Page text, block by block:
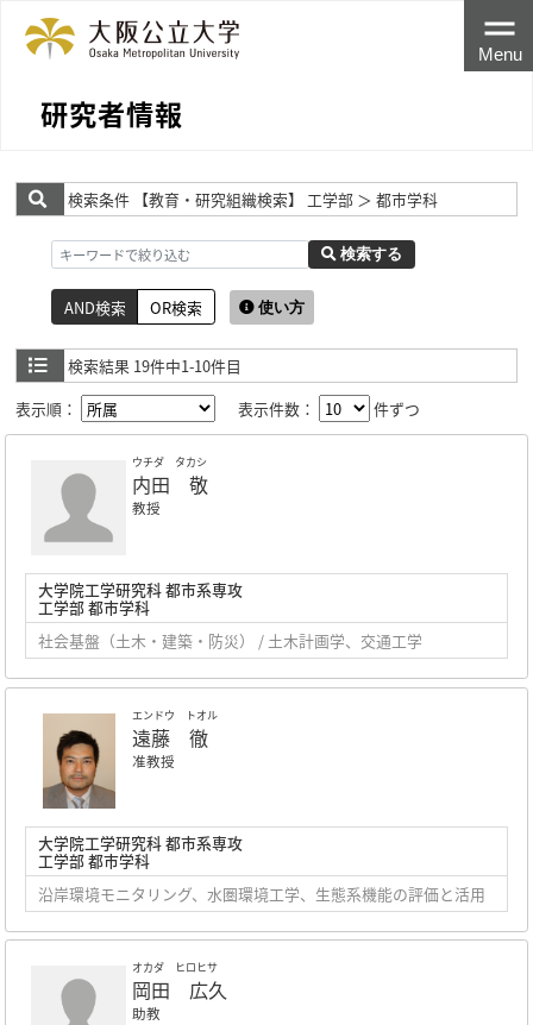
研究者情報
Menu
検索条件 【教育・研究組織検索】 工学部 ＞ 都市学科
検索する
AND検索 OR検索 使い方
検索結果 19件中1-10件目
表示順：
表示件数： 件ずつ
ウチダ タカシ
内田 敬
教授
大学院工学研究科 都市系専攻
工学部 都市学科
社会基盤（土木・建築・防災） / 土木計画学、交通工学
エンドウ トオル
遠藤 徹
准教授
大学院工学研究科 都市系専攻
工学部 都市学科
沿岸環境モニタリング、水圏環境工学、生態系機能の評価と活用
オカダ ヒロヒサ
岡田 広久
助教